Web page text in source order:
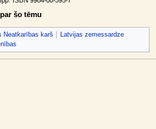
šo tēmu
Neatkarības karš
Latvijas zemessardze